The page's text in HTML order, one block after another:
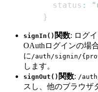
          status
:
}
signIn() 関数: ログ
OAuthログインの場
に/auth/signin/
します。
signOut() 関数: /
スし、他のブラウザ